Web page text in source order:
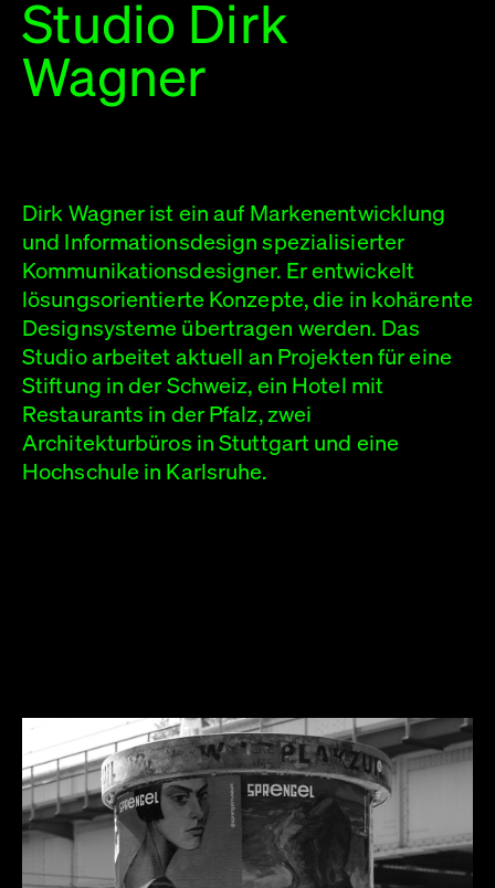
Studio Dirk
Wagner
Dirk Wagner ist ein auf Markenentwicklung
und Informationsdesign spezialisierter
Kommunikationsdesigner. Er entwickelt
lösungsorientierte Konzepte, die in kohärente
Design­systeme übertragen werden. Das
Studio arbeitet aktuell an Projekten für eine
Stiftung in der Schweiz, ein Hotel mit
Restaurants in der Pfalz, zwei
Architekturbüros in Stuttgart und eine
Hochschule in Karlsruhe.